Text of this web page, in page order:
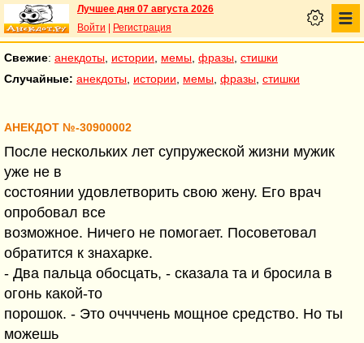
Лучшее дня 07 августа 2026
Войти
Регистрация
Свежие: анекдоты истории мемы фразы стишки
Случайные: анекдоты истории мемы фразы стишки
АНЕКДОТ №-30900002
После нескольких лет супружеской жизни мужик
уже не в
состоянии удовлетворить свою жену. Его врач
опробовал все
возможное. Ничего не помогает. Посоветовал
обратится к знахарке.
- Два пальца обосцать, - сказала та и бросила в
огонь какой-то
порошок. - Это оччччень мощное средство. Но ты
можешь